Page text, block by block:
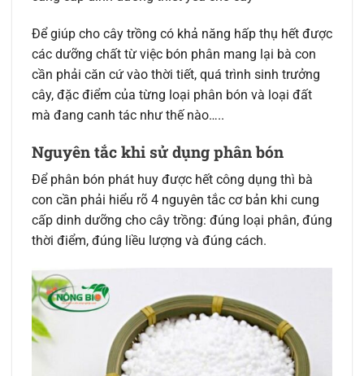
Để giúp cho cây trồng có khả năng hấp thụ hết được
các dưỡng chất từ việc bón phân mang lại bà con
cần phải căn cứ vào thời tiết, quá trình sinh trưởng
cây, đặc điểm của từng loại phân bón và loại đất
mà đang canh tác như thế nào…..
Nguyên tắc khi sử dụng phân bón
Để phân bón phát huy được hết công dụng thì bà
con cần phải hiểu rõ 4 nguyên tắc cơ bản khi cung
cấp dinh dưỡng cho cây trồng: đúng loại phân, đúng
thời điểm, đúng liều lượng và đúng cách.